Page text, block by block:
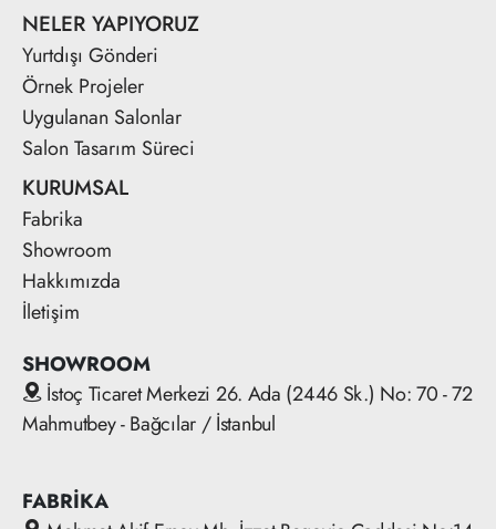
NELER YAPIYORUZ
Yurtdışı Gönderi
Örnek Projeler
Uygulanan Salonlar
Salon Tasarım Süreci
KURUMSAL
Fabrika
Showroom
Hakkımızda
İletişim
SHOWROOM
İstoç Ticaret Merkezi 26. Ada (2446 Sk.) No: 70 - 72
Mahmutbey - Bağcılar / İstanbul
FABRİKA